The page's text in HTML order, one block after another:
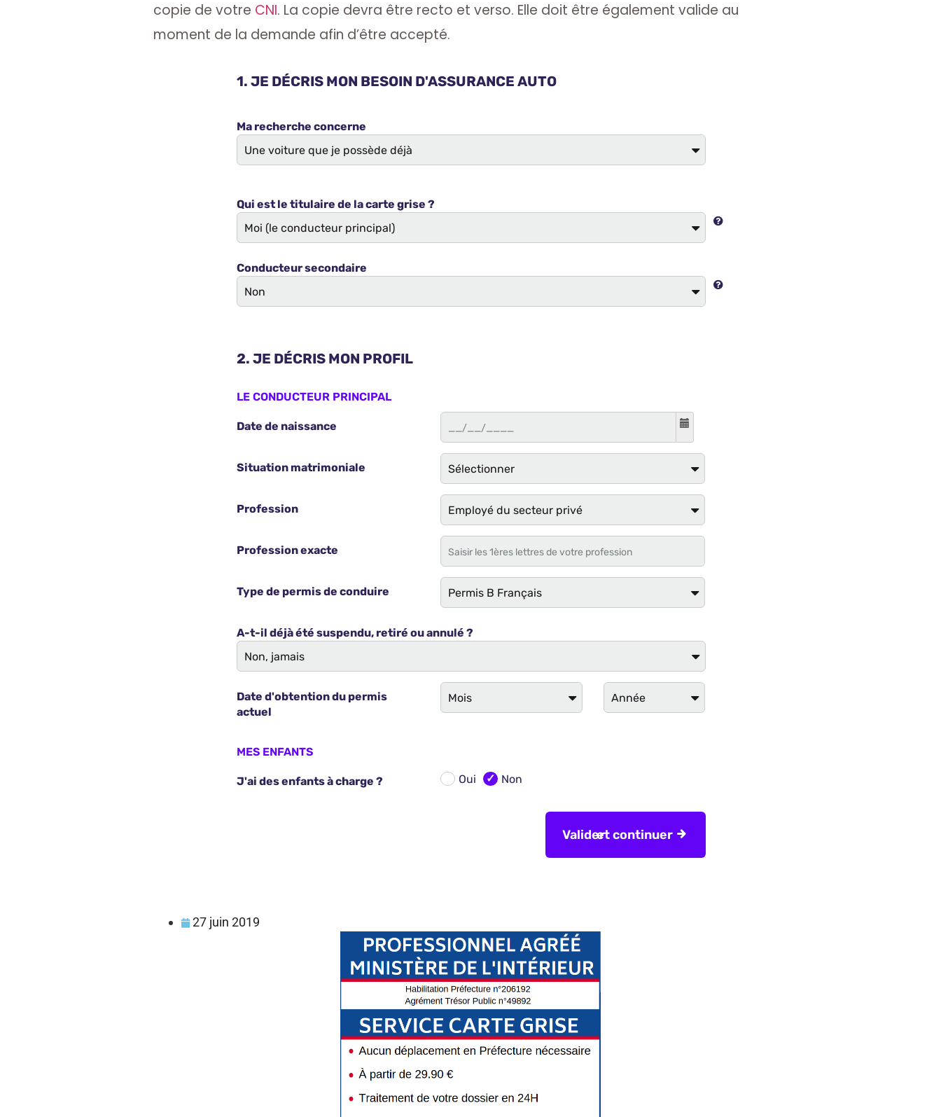
copie de votre CNI. La copie devra être recto et verso. Elle doit être également valide au
moment de la demande afin d’être accepté.
27 juin 2019